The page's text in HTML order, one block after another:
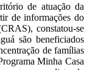
de atuação da
de informações do
constatou-se
são beneficiados
de famílias
Minha Casa